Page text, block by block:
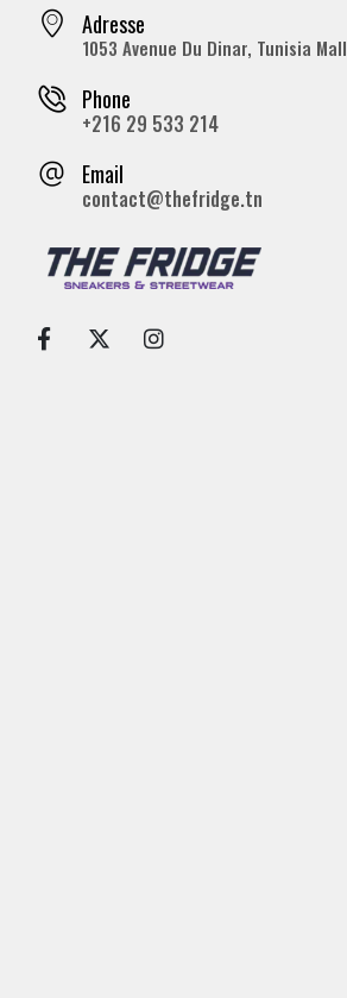
Adresse
1053 Avenue Du Dinar, Tunisia Mall
Phone
+216 29 533 214
Email
contact@thefridge.tn